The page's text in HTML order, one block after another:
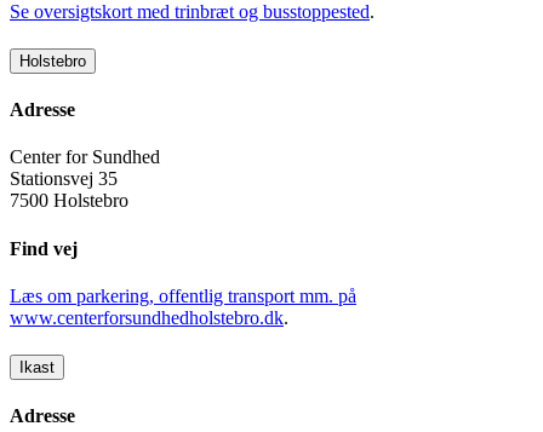
Se oversigtskort med trinbræt og busstoppested.
Holstebro
Adresse
Center for Sundhed
Stationsvej 35
7500 Holstebro
Find vej
Læs om parkering, offentlig transport mm. på
www.centerforsundhedholstebro.dk.
Ikast
Adresse